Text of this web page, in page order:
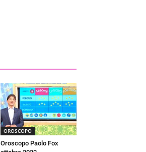
OROSCOPO
Oroscopo Paolo Fox